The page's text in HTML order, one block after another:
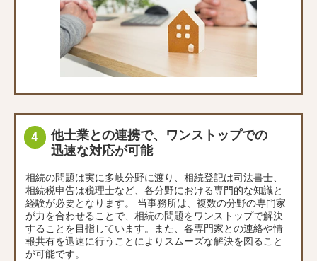
他士業との連携で、ワンストップでの
迅速な対応が可能
相続の問題は実に多岐分野に渡り、相続登記は司法書士、
相続税申告は税理士など、各分野における専門的な知識と
経験が必要となります。 当事務所は、複数の分野の専門家
が力を合わせることで、相続の問題をワンストップで解決
することを目指しています。また、各専門家との連絡や情
報共有を迅速に行うことによりスムーズな解決を図ること
が可能です。